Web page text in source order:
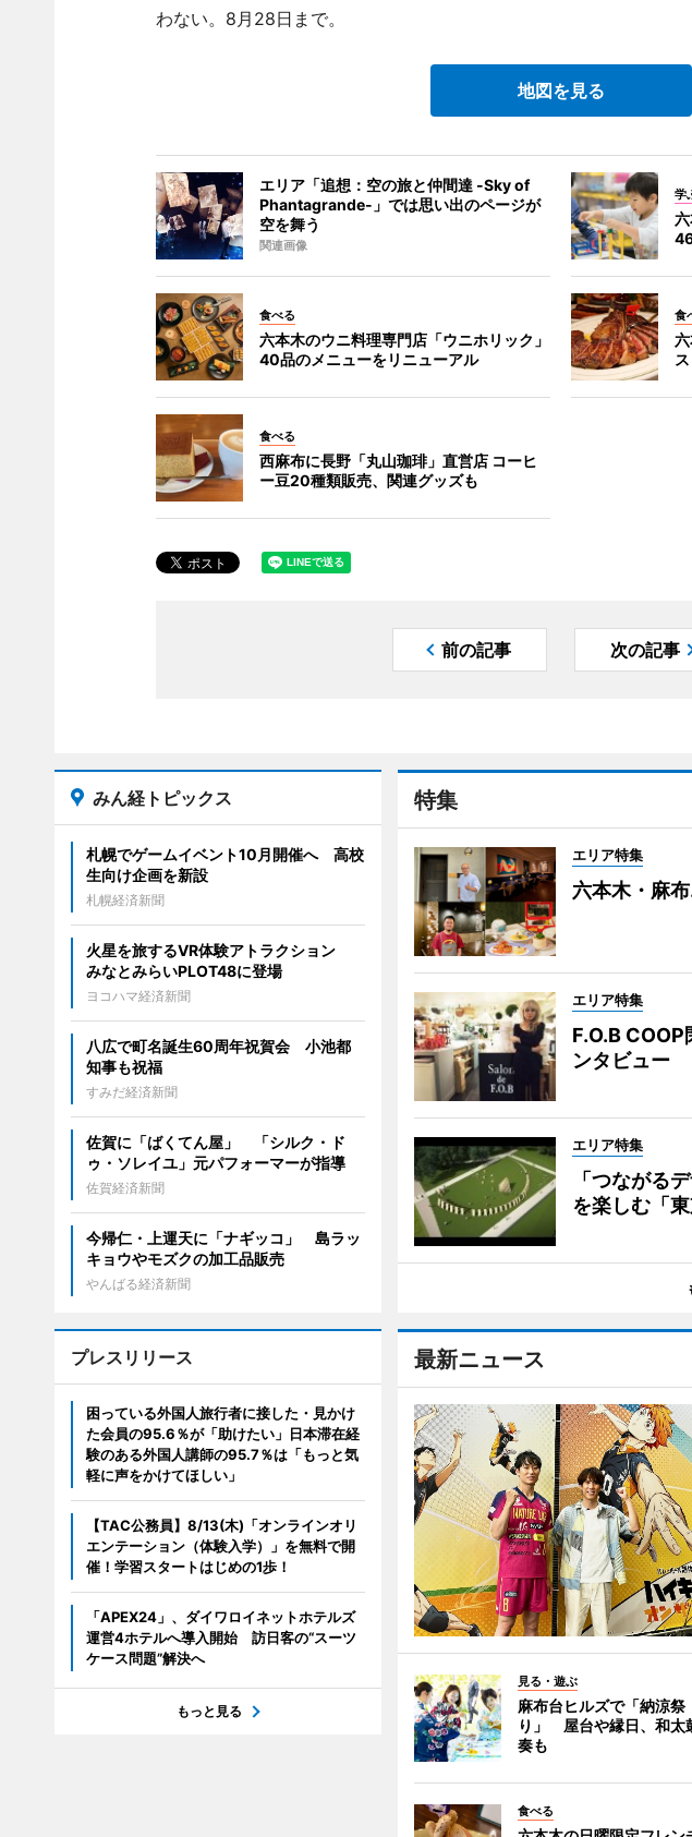
わない。8月28日まで。
地図を見る
エリア「追想：空の旅と仲間達 -Sky of
Phantagrande-」では思い出のページが
空を舞う
関連画像
学
食べる
六本木のウニ料理専門店「ウニホリック」
40品のメニューをリニューアル
食
食べる
西麻布に長野「丸山珈琲」直営店 コーヒ
ー豆20種類販売、関連グッズも
前の記事 次の記事
特集
エリア特集
六本木・麻
エリア特集
F.O.B
ンタビュー
エリア特集
「つながる
を楽しむ「
最新ニュース
見る・遊ぶ
麻布台ヒルズで「納涼祭
り」 屋台や縁日、和太
奏も
食べる
みん経トピックス
札幌でゲームイベント10月開催へ 高校
生向け企画を新設
札幌経済新聞
火星を旅するVR体験アトラクション
みなとみらいPLOT48に登場
ヨコハマ経済新聞
八広で町名誕生60周年祝賀会 小池都
知事も祝福
すみだ経済新聞
佐賀に「ばくてん屋」 「シルク・ド
ゥ・ソレイユ」元パフォーマーが指導
佐賀経済新聞
今帰仁・上運天に「ナギッコ」 島ラッ
キョウやモズクの加工品販売
やんばる経済新聞
プレスリリース
困っている外国人旅行者に接した・見かけ
た会員の95.6％が「助けたい」日本滞在経
験のある外国人講師の95.7％は「もっと気
軽に声をかけてほしい」
【TAC公務員】8/13(木)「オンラインオリ
エンテーション（体験入学）」を無料で開
催！学習スタートはじめの1歩！
「APEX24」、ダイワロイネットホテルズ
運営4ホテルへ導入開始 訪日客の“スーツ
ケース問題”解決へ
もっと見る